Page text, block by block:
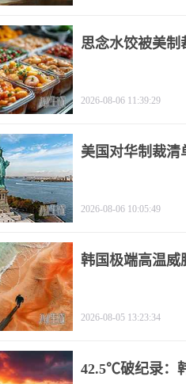
思念水饺被美制
2026-08-06 11:39:29
美国对华制裁清
2026-08-06 10:05:49
韩国极端高温威
2026-08-05 13:23:34
42.5℃破纪录：